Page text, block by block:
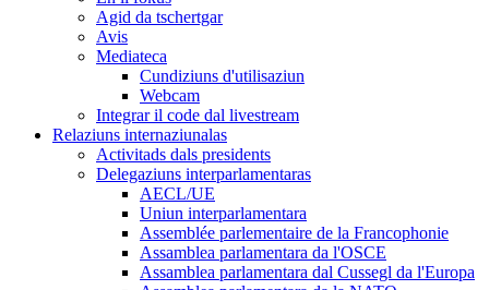
Agid da tschertgar
Avis
Mediateca
Cundiziuns d'utilisaziun
Webcam
Integrar il code dal livestream
Relaziuns internaziunalas
Activitads dals presidents
Delegaziuns interparlamentaras
AECL/UE
Uniun interparlamentara
Assemblée parlementaire de la Francophonie
Assamblea parlamentara da l'OSCE
Assamblea parlamentara dal Cussegl da l'Europa